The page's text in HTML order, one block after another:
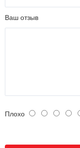
Ваш отзыв
Плохо